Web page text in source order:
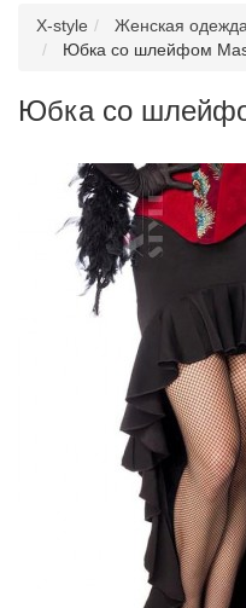
X-style Женская
Юбка со шлейфом
Юбка со